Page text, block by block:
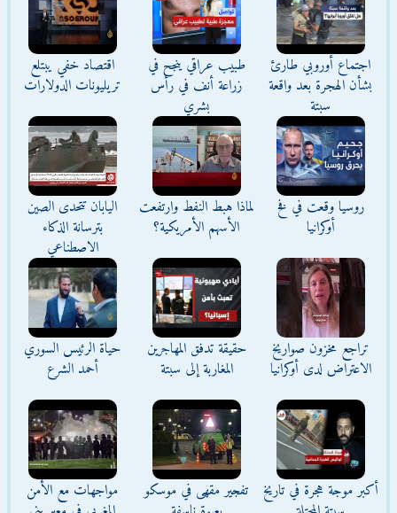
اجتماع أوروبي طارئ
بشأن الهجرة بعد واقعة
سبتة
طبيب عراقي ينجح في
زراعة أنف في رأس
بشري
اقتصاد خفي يبتلع
تريليونات الدولارات
روسيا وقعت في فخ
أوكرانيا
لماذا هبط النفط وارتفعت
الأسهم الأمريكية؟
اليابان تتحدى الصين
بترسانة الذكاء
الاصطناعي
تراجع مخزون صواريخ
الاعتراض لدى أوكرانيا
حقيقة تدفق المهاجرين
المغاربة إلى سبتة
حياة الرئيس السوري
أحمد الشرع
أكبر موجة هجرة في تاريخ
تفجير مقهى في موسكو
مواجهات مع الأمن